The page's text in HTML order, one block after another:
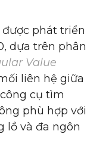
được phát triển
dựa trên phân
Value
liên hệ giữa
cụ tìm
phù hợp với
lồ và đa ngôn